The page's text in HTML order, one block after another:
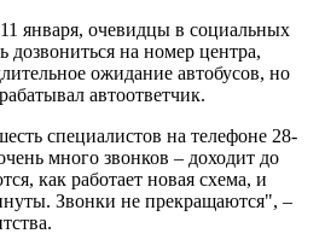
января, очевидцы в социальных
дозвониться на номер центра,
ожидание автобусов, но
автоответчик.
специалистов на телефоне 28-
много звонков – доходит до
как работает новая схема, и
Звонки не прекращаются", –